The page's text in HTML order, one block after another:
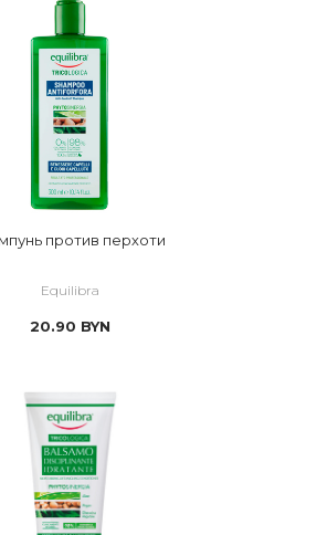
против перхоти
Equilibra
20.90 BYN